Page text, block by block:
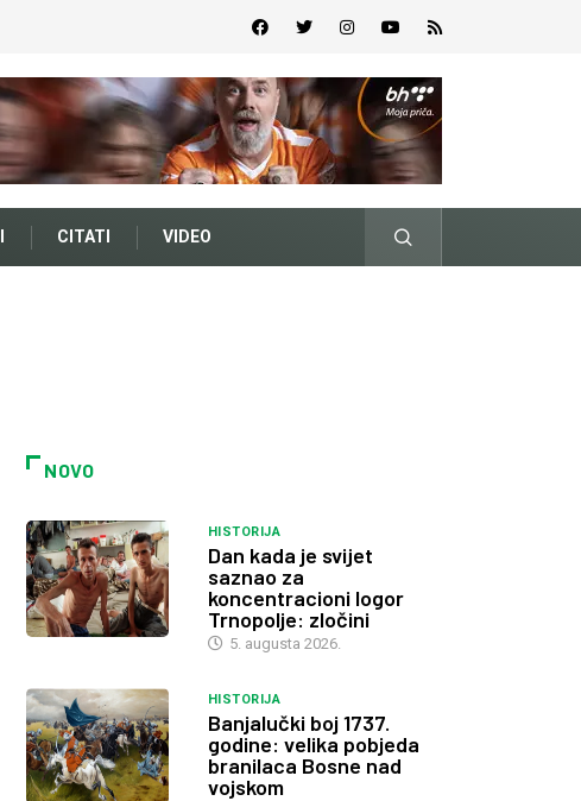
CITATI VIDEO
NOVO
HISTORIJA
Dan kada je svijet
saznao za
koncentracioni logor
Trnopolje: zločini
5. augusta 2026.
HISTORIJA
Banjalučki boj 1737.
godine: velika pobjeda
branilaca Bosne nad
vojskom